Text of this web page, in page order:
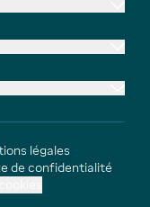
légales
de confidentialité